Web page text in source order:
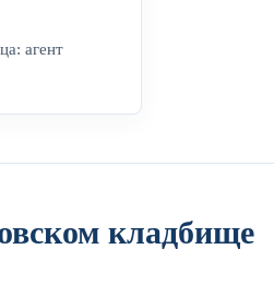
агент
кладбище